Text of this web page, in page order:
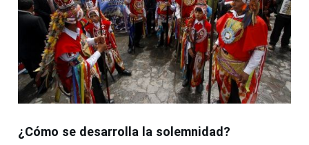
¿Cómo se desarrolla la solemnidad?